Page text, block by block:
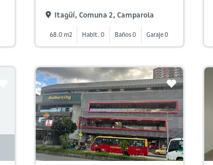
Itagüí, Comuna 2, Camparola
68.0 m2 Habit. 0 Baños 0 Garaje 0